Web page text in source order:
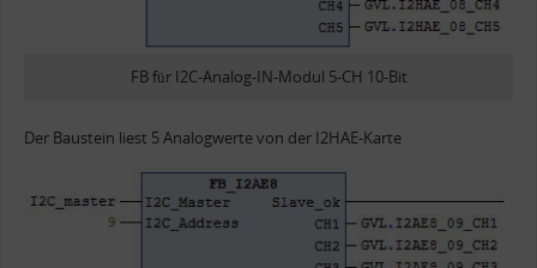
FB für I2C-Analog-IN-Modul 5-CH 10-Bit
Der Baustein liest 5 Analogwerte von der I2HAE-Karte